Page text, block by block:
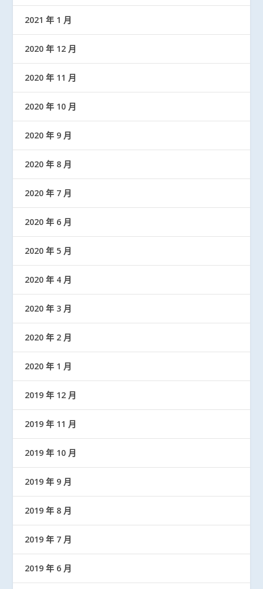
2021 年 1 月
2020 年 12 月
2020 年 11 月
2020 年 10 月
2020 年 9 月
2020 年 8 月
2020 年 7 月
2020 年 6 月
2020 年 5 月
2020 年 4 月
2020 年 3 月
2020 年 2 月
2020 年 1 月
2019 年 12 月
2019 年 11 月
2019 年 10 月
2019 年 9 月
2019 年 8 月
2019 年 7 月
2019 年 6 月